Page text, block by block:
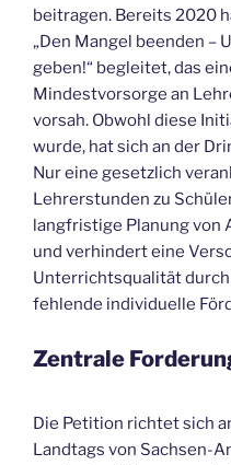
beitragen. Bereits 2020
„Den Mangel beenden –
geben!“ begleitet, das
Mindestvorsorge an
vorsah. Obwohl diese
wurde, hat sich an der
Nur eine gesetzlich
Lehrerstunden zu
langfristige Planung von
und verhindert eine
Unterrichtsqualität durch
fehlende individuelle
Zentrale
Die Petition richtet sich
Landtags von Sachsen-